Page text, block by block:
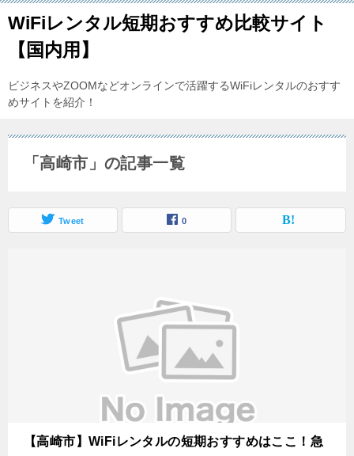
WiFiレンタル短期おすすめ比較サイト
【国内用】
ビジネスやZOOMなどオンラインで活躍するWiFiレンタルのおすす
めサイトを紹介！
「高崎市」の記事一覧
Tweet 0
【高崎市】WiFiレンタルの短期おすすめはここ！急